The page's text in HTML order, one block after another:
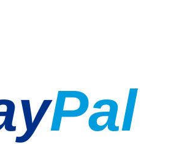
Pal